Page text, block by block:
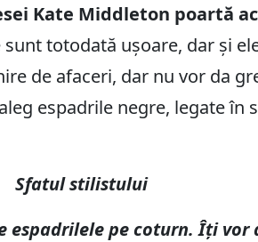
Kate Middleton poartă
sunt totodată ușoare, dar și
de afaceri, dar nu vor da
espadrile negre, legate în
Sfatul stilistului
espadrilele pe coturn. Îți vor